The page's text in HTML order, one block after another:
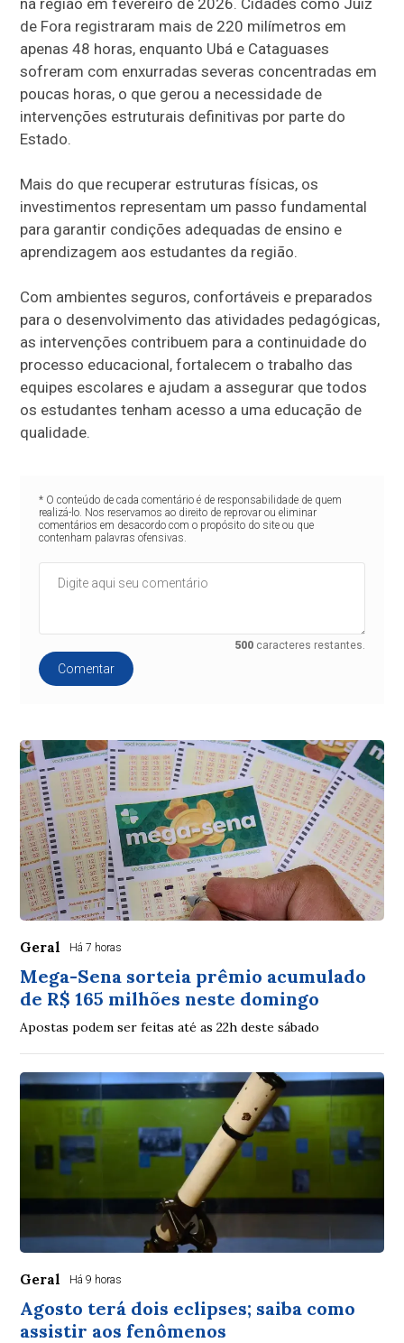
de Fora registraram mais de 220 milímetros em
apenas 48 horas, enquanto Ubá e Cataguases
sofreram com enxurradas severas concentradas em
poucas horas, o que gerou a necessidade de
intervenções estruturais definitivas por parte do
Estado.
Mais do que recuperar estruturas físicas, os
investimentos representam um passo fundamental
para garantir condições adequadas de ensino e
aprendizagem aos estudantes da região.
Com ambientes seguros, confortáveis e preparados
para o desenvolvimento das atividades pedagógicas,
as intervenções contribuem para a continuidade do
processo educacional, fortalecem o trabalho das
equipes escolares e ajudam a assegurar que todos
os estudantes tenham acesso a uma educação de
qualidade.
* O conteúdo de cada comentário é de responsabilidade de quem
realizá-lo. Nos reservamos ao direito de reprovar ou eliminar
comentários em desacordo com o propósito do site ou que
contenham palavras ofensivas.
500 caracteres restantes.
Comentar
Geral Há 7 horas
Mega-Sena sorteia prêmio acumulado
de R$ 165 milhões neste domingo
Apostas podem ser feitas até as 22h deste sábado
Geral Há 9 horas
Agosto terá dois eclipses; saiba como
assistir aos fenômenos